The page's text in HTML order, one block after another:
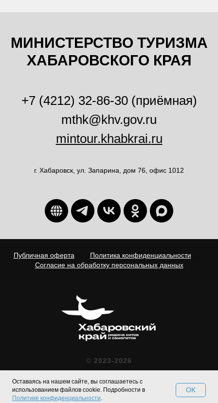
На главную Места Контакты
Оставаясь на нашем сайте, вы соглашаетесь с
использованием файлов cookie. Подробности в
Политике конфиденциальности.
OK
МИНИСТЕРСТВО ТУРИЗМА
ХАБАРОВСКОГО КРАЯ
+7 (4212) 32-86-30 (приёмная)
mthk@khv.gov.ru
mintour.khabkrai.ru
г. Хабаровск, ул. Запарина, дом 76, офис 1012
Публичная оферта Политика конфиденциальности
Согласие на обработку персональных данных
© 2023-2026
Туристский информационный
центр Хабаровского края